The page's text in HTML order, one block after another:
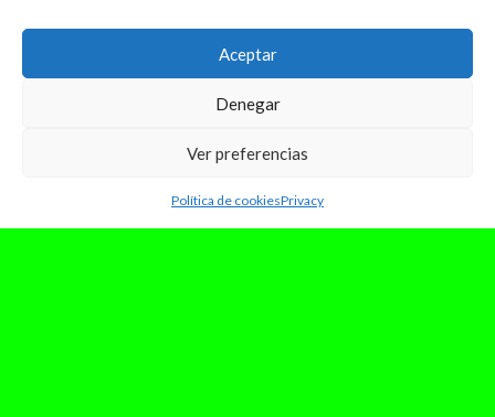
Aceptar
Denegar
Ver preferencias
Política de cookiesPrivacy